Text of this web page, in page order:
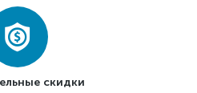
скидки